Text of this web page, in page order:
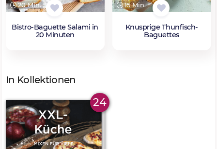
20 Min.
Bistro-Baguette Salami in
20 Minuten
15 Min.
Knusprige Thunfisch-
Baguettes
In Kollektionen
24